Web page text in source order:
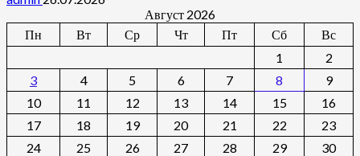
Август 2026
Пн
Вт Ср Чт Пт Сб
Вс
1
2
3
4 5 6 7 8
9
10
11 12 13 14 15
16
17
18 19 20 21 22
23
24
25 26 27 28 29
30